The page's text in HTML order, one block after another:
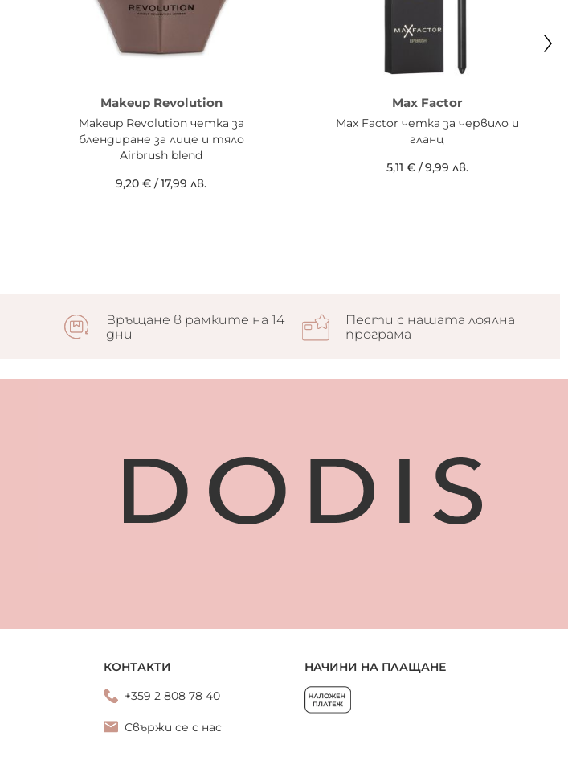
Makeup Revolution
Makeup Revolution четка за
блендиране за лице и тяло
Airbrush blend
9,20 € /17,99 лв.
Max Factor
Max Factor четка за червило и
гланц
5,11 €/9,99 лв.
Връщане в рамките на 14
дни
Пести с нашата лоялна
програма
КОНТАКТИ
+359 2 808 78 40
Свържи се с нас
НАЧИНИ НА ПЛАЩАНЕ